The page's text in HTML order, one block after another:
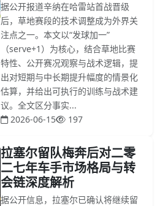
据公开报道辛纳在哈雷站首战晋级
后，草地赛段的技术调整成为外界关
注点之一。本文以“发球加一”
（serve+1）为核心，结合草地比赛
特性、公开赛况观察与战术逻辑，提
出对短期与中长期提升幅度的情景化
估算，并给出可执行的训练与战术建
议。全文区分事实...
2026-06-15
197
拉塞尔留队梅奔后对二零
二七年车手市场格局与转
会链深度解析
据公开信息，拉塞尔已确认将继续留